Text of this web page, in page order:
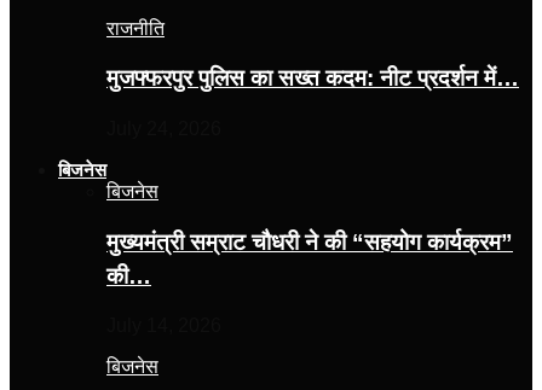
राजनीति
मुजफ्फरपुर पुलिस का सख्त कदम: नीट प्रदर्शन में…
बिजनेस
बिजनेस
मुख्यमंत्री सम्राट चौधरी ने की “सहयोग कार्यक्रम”
की…
बिजनेस